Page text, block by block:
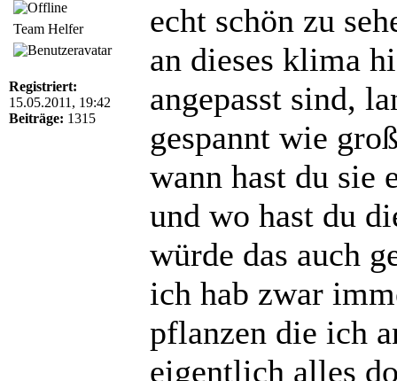
Team Helfer
Registriert:
15.05.2011, 19:42
Beiträge: 1315
echt schön zu
an dieses klima
angepasst sind,
gespannt wie
wann hast du sie
und wo hast du
würde das auch
ich hab zwar
pflanzen die ich
eigentlich alles